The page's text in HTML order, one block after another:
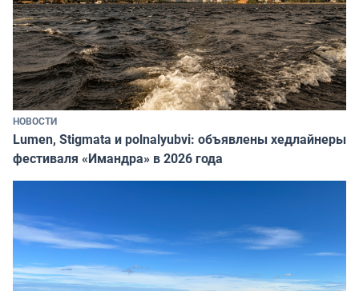
НОВОСТИ
Lumen, Stigmata и polnalyubvi: объявлены хедлайнеры
фестиваля «Имандра» в 2026 года